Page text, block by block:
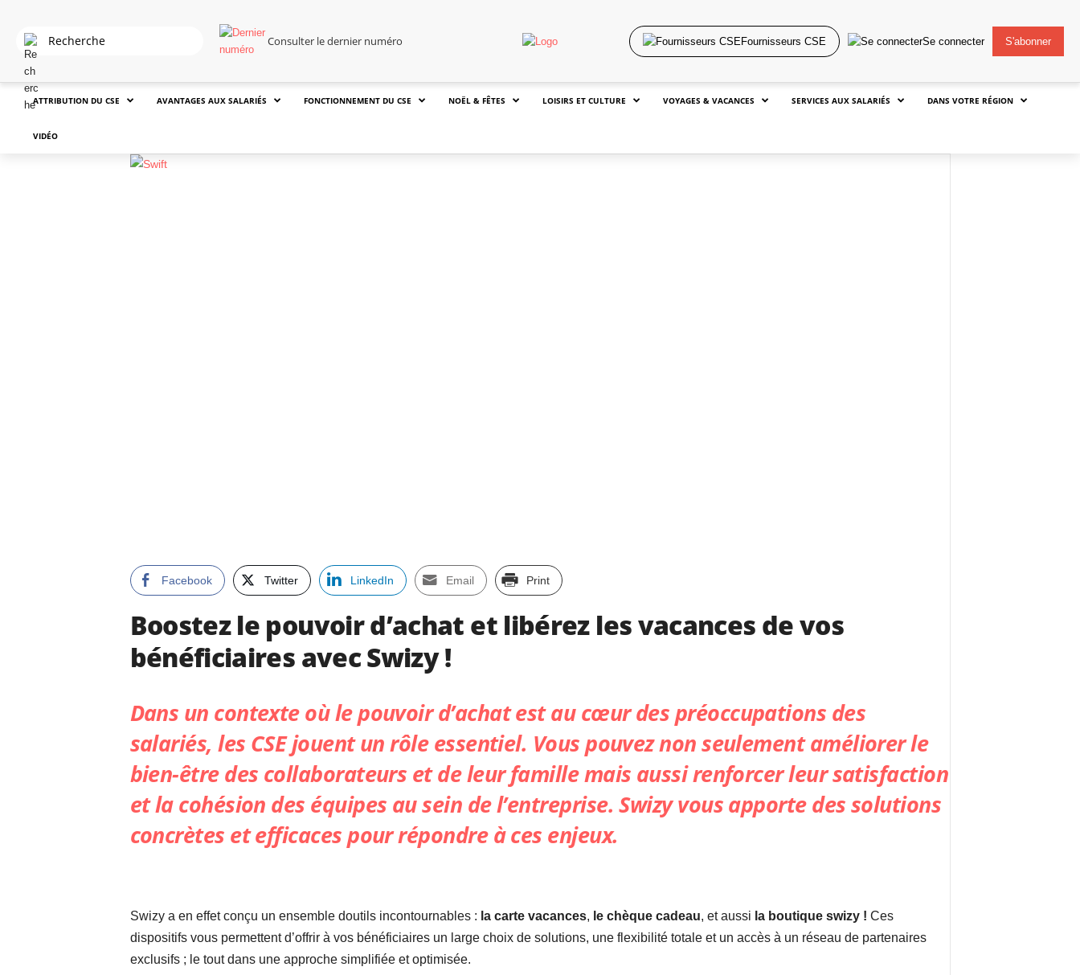
Consulter le dernier numéro Fournisseurs CSE Se connecter S'abonner
ATTRIBUTION DU CSE AVANTAGES AUX SALARIÉS FONCTIONNEMENT DU CSE NOËL & FÊTES LOISIRS ET CULTURE VOYAGES & VACANCES SERVICES AUX SALARIÉS DANS VOTRE RÉGION
VIDÉO
Facebook Twitter LinkedIn Email Print
Boostez le pouvoir d’achat et libérez les vacances de vos
bénéficiaires avec Swizy !
Dans un contexte où le pouvoir d’achat est au cœur des préoccupations des
salariés, les CSE jouent un rôle essentiel. Vous pouvez non seulement améliorer le
bien-être des collaborateurs et de leur famille mais aussi renforcer leur satisfaction
et la cohésion des équipes au sein de l’entreprise.Swizyvous apporte des solutions
concrètes et efficaces pour répondre à ces enjeux.
Swizy a en effet conçu un ensemble doutils incontournables : la carte vacances, le chèque cadeau, et aussi la boutique swizy ! Ces
dispositifs vous permettent d’offrir à vos bénéficiaires un large choix de solutions, une flexibilité totale et un accès à un réseau de partenaires
exclusifs ; le tout dans une approche simplifiée et optimisée.